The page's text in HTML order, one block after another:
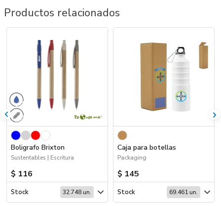
Productos relacionados
Boligrafo Brixton
Sustentables | Escritura
$ 116
Stock 32.748 un.
Caja para botellas
Packaging
$ 145
Stock 69.461 un.